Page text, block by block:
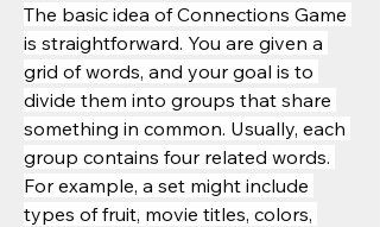
The basic idea of Connections Game
is straightforward. You are given a
grid of words, and your goal is to
divide them into groups that share
something in common. Usually, each
group contains four related words.
For example, a set might include
types of fruit, movie titles, colors,